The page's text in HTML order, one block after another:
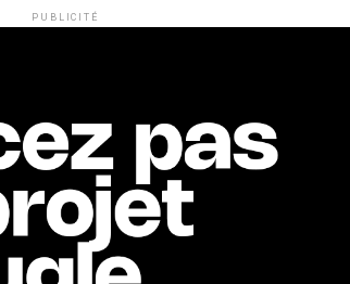
PUBLICITÉ